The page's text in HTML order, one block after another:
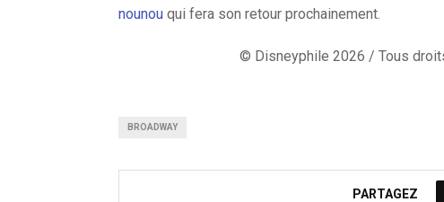
nounou qui fera son retour prochainement.
© Disneyphile 2026 / Tous
BROADWAY
PARTAGEZ